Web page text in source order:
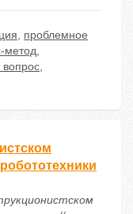
, проблемное
метод,
,